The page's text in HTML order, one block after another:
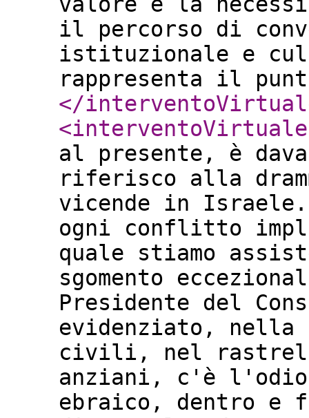
il percorso di
istituzionale e
rappresenta il
</
<interventoVirtuale
al presente, è
riferisco alla
vicende in
ogni conflitto
quale stiamo
sgomento
Presidente del
evidenziato, nella
civili, nel
anziani, c'è
ebraico, dentro